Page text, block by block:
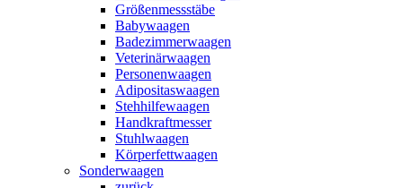
Größenmessstäbe
Babywaagen
Badezimmerwaagen
Veterinärwaagen
Personenwaagen
Adipositaswaagen
Stehhilfewaagen
Handkraftmesser
Stuhlwaagen
Körperfettwaagen
Sonderwaagen